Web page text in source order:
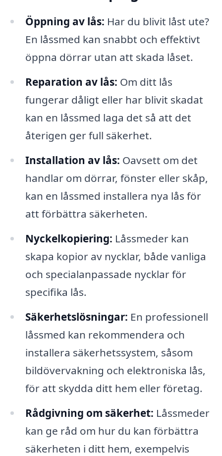
Öppning av lås: Har du blivit låst ute?
En låssmed kan snabbt och effektivt
öppna dörrar utan att skada låset.
Reparation av lås: Om ditt lås
fungerar dåligt eller har blivit skadat
kan en låssmed laga det så att det
återigen ger full säkerhet.
Installation av lås: Oavsett om det
handlar om dörrar, fönster eller skåp,
kan en låssmed installera nya lås för
att förbättra säkerheten.
Nyckelkopiering: Låssmeder kan
skapa kopior av nycklar, både vanliga
och specialanpassade nycklar för
specifika lås.
Säkerhetslösningar: En professionell
låssmed kan rekommendera och
installera säkerhetssystem, såsom
bildövervakning och elektroniska lås,
för att skydda ditt hem eller företag.
Rådgivning om säkerhet: Låssmeder
kan ge råd om hur du kan förbättra
säkerheten i ditt hem, exempelvis